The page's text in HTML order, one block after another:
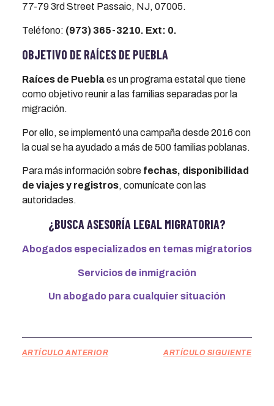
77-79 3rd Street Passaic, NJ, 07005.
Teléfono: (973) 365-3210. Ext: 0.
OBJETIVO DE RAÍCES DE PUEBLA
Raíces de Pueblaes un programa estatal que tiene
como objetivo reunir a las familias separadas por la
migración.
Por ello, se implementó una campaña desde 2016 con
la cual se ha ayudado a más de 500 familias poblanas.
Para más información sobre fechas, disponibilidad
de viajes y registros, comunícate con las
autoridades.
¿BUSCA ASESORÍA LEGAL MIGRATORIA?
Abogados especializados en temas migratorios
Servicios de inmigración
Un abogado para cualquier situación
ARTÍCULO ANTERIOR ARTÍCULO SIGUIENTE